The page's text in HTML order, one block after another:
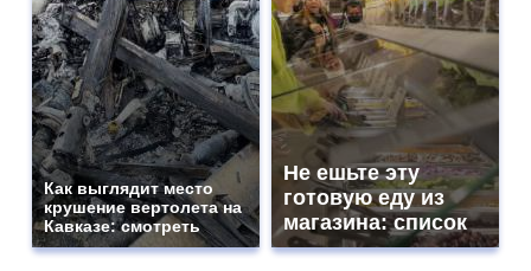
Как выглядит место
крушение вертолета на
Кавказе: смотреть
Не ешьте эту
готовую еду из
магазина: список